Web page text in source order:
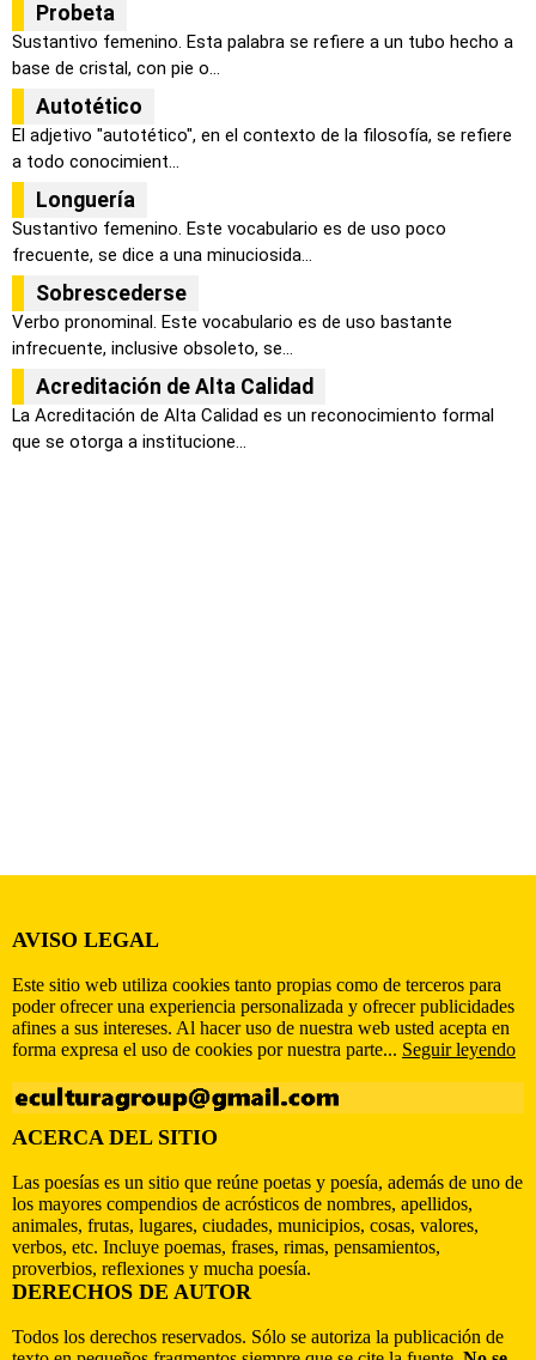
Probeta
Sustantivo femenino. Esta palabra se refiere a un tubo hecho a
base de cristal, con pie o...
Autotético
El adjetivo "autotético", en el contexto de la filosofía, se refiere
a todo conocimient...
Longuería
Sustantivo femenino. Este vocabulario es de uso poco
frecuente, se dice a una minuciosida...
Sobrescederse
Verbo pronominal. Este vocabulario es de uso bastante
infrecuente, inclusive obsoleto, se...
Acreditación de Alta Calidad
La Acreditación de Alta Calidad es un reconocimiento formal
que se otorga a institucione...
AVISO LEGAL
Este sitio web utiliza cookies tanto propias como de terceros para
poder ofrecer una experiencia personalizada y ofrecer publicidades
afines a sus intereses. Al hacer uso de nuestra web usted acepta en
forma expresa el uso de cookies por nuestra parte... Seguir leyendo
ACERCA DEL SITIO
Las poesías es un sitio que reúne poetas y poesía, además de uno de
los mayores compendios de acrósticos de nombres, apellidos,
animales, frutas, lugares, ciudades, municipios, cosas, valores,
verbos, etc. Incluye poemas, frases, rimas, pensamientos,
proverbios, reflexiones y mucha poesía.
DERECHOS DE AUTOR
Todos los derechos reservados. Sólo se autoriza la publicación de